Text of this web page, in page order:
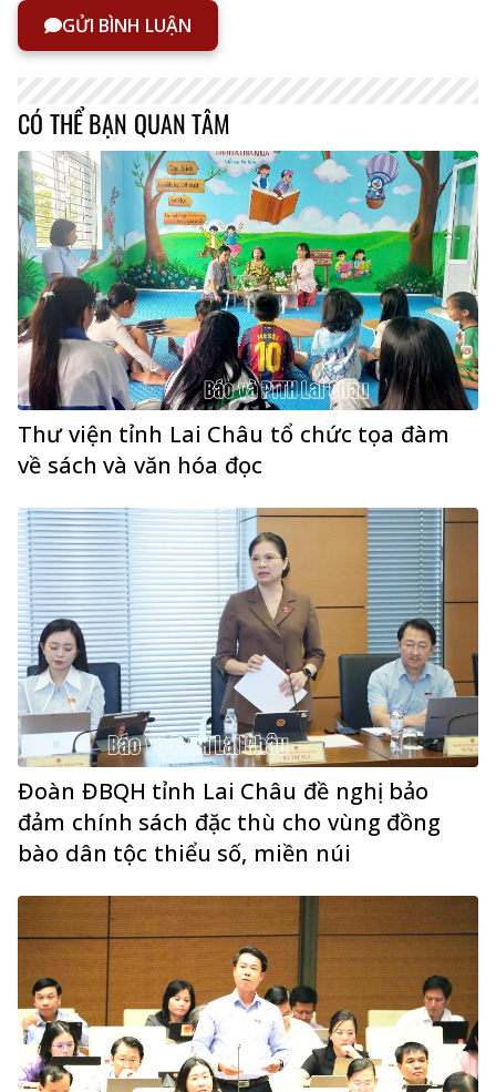
GỬI BÌNH LUẬN
CÓ THỂ BẠN QUAN TÂM
Thư viện tỉnh Lai Châu tổ chức tọa đàm
về sách và văn hóa đọc
Đoàn ĐBQH tỉnh Lai Châu đề nghị bảo
đảm chính sách đặc thù cho vùng đồng
bào dân tộc thiểu số, miền núi